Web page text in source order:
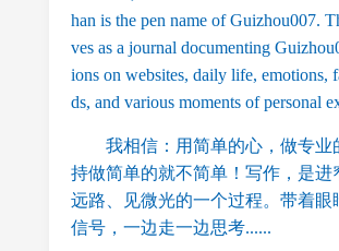
han is the pen name of Guizhou007.
ves as a journal documenting
ions on websites, daily life, emotions,
ds, and various moments of personal
我相信：用简单的心，做专业
持做简单的就不简单！写作，是进
远路、见微光的一个过程。带着眼
信号，一边走一边思考......